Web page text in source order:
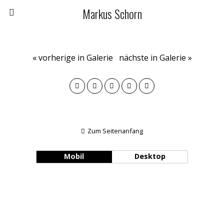
Markus Schorn
« vorherige in Galerie nächste in Galerie »
Zum Seitenanfang
Mobil Desktop